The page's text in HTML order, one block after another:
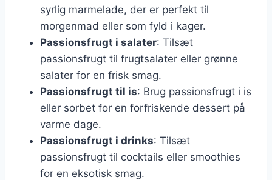
syrlig marmelade, der er perfekt til
morgenmad eller som fyld i kager.
Passionsfrugt i salater: Tilsæt
passionsfrugt til frugtsalater eller grønne
salater for en frisk smag.
Passionsfrugt til is: Brug passionsfrugt i is
eller sorbet for en forfriskende dessert på
varme dage.
Passionsfrugt i drinks: Tilsæt
passionsfrugt til cocktails eller smoothies
for en eksotisk smag.